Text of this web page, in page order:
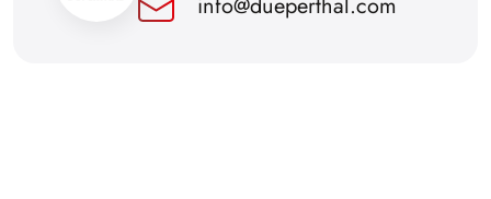
info@dueperthal.com